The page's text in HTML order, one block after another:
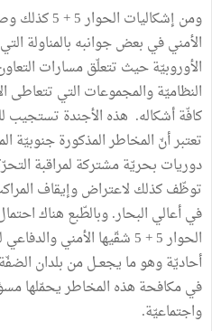
ومن
الأمني في بعض جوانبه بالمناولة
الأوروبيّة حيث تتعلّق مسارات
النظاميّة والمجموعات التي تتعاطى
كافّة أشكاله. هذه الأجندة تستجيب
تعتبر أنّ المخاطر المذكورة
دوريات بحريّة مشتركة لمراقبة
توظّف كذلك لاعتراض وإيقاف
في أعالي البحار. وبالطّبع هناك
الحوار 5 + 5 شقّيها الأمني
أحاديّة وهو ما يجعــل من بلدان
في مكافحة هذه المخاطر يحمّلها
واجتماعيّة.